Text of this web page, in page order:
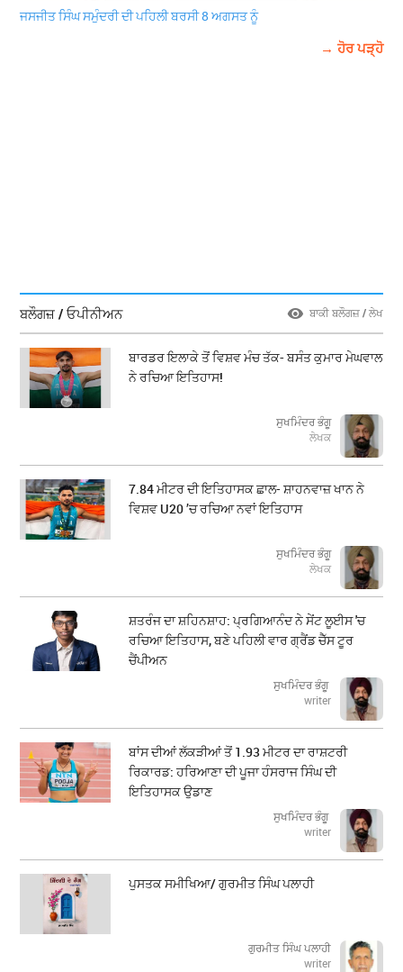
ਜਸਜੀਤ ਸਿੰਘ ਸਮੁੰਦਰੀ ਦੀ ਪਹਿਲੀ ਬਰਸੀ 8 ਅਗਸਤ ਨੂੰ
→ ਹੋਰ ਪੜ੍ਹੋ
ਬਲੌਗਜ਼ / ਓਪੀਨੀਅਨ ਬਾਕੀ ਬਲੌਗਜ਼ / ਲੇਖ
ਬਾਰਡਰ ਇਲਾਕੇ ਤੋਂ ਵਿਸ਼ਵ ਮੰਚ ਤੱਕ- ਬਸੰਤ ਕੁਮਾਰ ਮੇਘਵਾਲ
ਨੇ ਰਚਿਆ ਇਤਿਹਾਸ!
ਸੁਖਮਿੰਦਰ ਭੰਗੂ
ਲੇਖਕ
7.84 ਮੀਟਰ ਦੀ ਇਤਿਹਾਸਕ ਛਾਲ- ਸ਼ਾਹਨਵਾਜ਼ ਖਾਨ ਨੇ
ਵਿਸ਼ਵ U20 ’ਚ ਰਚਿਆ ਨਵਾਂ ਇਤਿਹਾਸ
ਸੁਖਮਿੰਦਰ ਭੰਗੂ
ਲੇਖਕ
ਸ਼ਤਰੰਜ ਦਾ ਸ਼ਹਿਨਸ਼ਾਹ: ਪ੍ਰਗਿਆਨੰਦ ਨੇ ਸੇਂਟ ਲੂਈਸ 'ਚ
ਰਚਿਆ ਇਤਿਹਾਸ, ਬਣੇ ਪਹਿਲੀ ਵਾਰ ਗ੍ਰੈਂਡ ਚੈੱਸ ਟੂਰ
ਚੈਂਪੀਅਨ
ਸੁਖਮਿੰਦਰ ਭੰਗੂ
writer
ਬਾਂਸ ਦੀਆਂ ਲੱਕੜੀਆਂ ਤੋਂ 1.93 ਮੀਟਰ ਦਾ ਰਾਸ਼ਟਰੀ
ਰਿਕਾਰਡ: ਹਰਿਆਣਾ ਦੀ ਪੂਜਾ ਹੰਸਰਾਜ ਸਿੰਘ ਦੀ
ਇਤਿਹਾਸਕ ਉਡਾਣ
ਸੁਖਮਿੰਦਰ ਭੰਗੂ
writer
ਪੁਸਤਕ ਸਮੀਖਿਆ/ ਗੁਰਮੀਤ ਸਿੰਘ ਪਲਾਹੀ
ਗੁਰਮੀਤ ਸਿੰਘ ਪਲਾਹੀ
writer